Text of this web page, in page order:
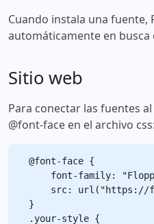
Cuando instala una fuente,
automáticamente en busca
Sitio web
Para conectar las fuentes
@font-face en el archivo css:
@font-face {
font-family:
src: url("https://
}
.your-style {